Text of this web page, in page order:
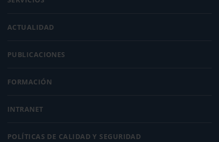
ACTUALIDAD
PUBLICACIONES
FORMACIÓN
INTRANET
POLÍTICAS DE CALIDAD Y SEGURIDAD